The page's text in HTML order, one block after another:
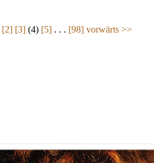
[2] [3] (4) [5] . . . [98] vorwärts >>